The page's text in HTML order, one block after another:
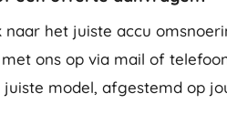
naar het juiste accu
ons op via mail of
juiste model, afgestemd op